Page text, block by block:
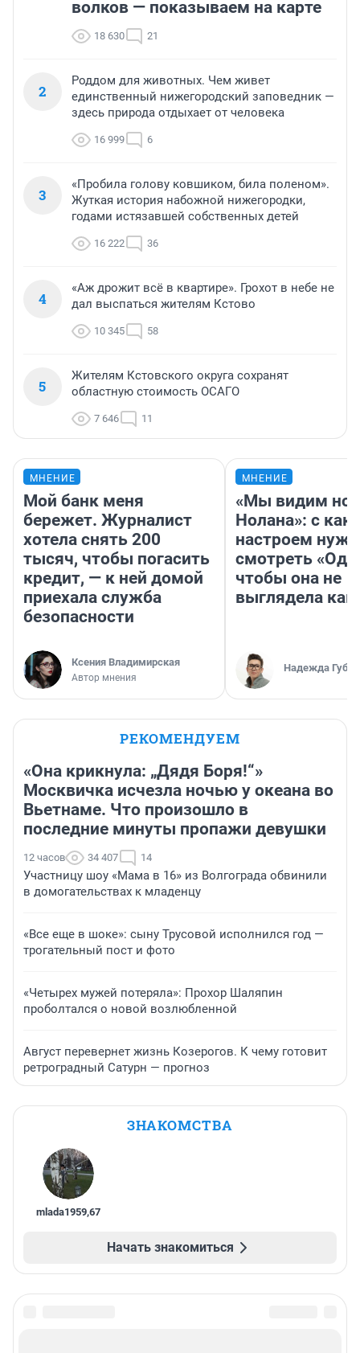
волков — показываем на карте
18 630 21
2
Роддом для животных. Чем живет
единственный нижегородский заповедник —
здесь природа отдыхает от человека
16 999 6
3
«Пробила голову ковшиком, била поленом».
Жуткая история набожной нижегородки,
годами истязавшей собственных детей
16 222 36
4
«Аж дрожит всё в квартире». Грохот в небе не
дал выспаться жителям Кстово
10 345 58
5
Жителям Кстовского округа сохранят
областную стоимость ОСАГО
7 646 11
МНЕНИЕ
Мой банк меня
бережет. Журналист
хотела снять 200
тысяч, чтобы погасить
кредит, — к ней домой
приехала служба
безопасности
Ксения Владимирская
Автор мнения
МНЕНИЕ
«Мы видим
Нолана»: с
настроем
смотреть
чтобы она не
выглядела как
Надежда
РЕКОМЕНДУЕМ
«Она крикнула: „Дядя Боря!“»
Москвичка исчезла ночью у океана во
Вьетнаме. Что произошло в
последние минуты пропажи девушки
12 часов 34 407 14
Участницу шоу «Мама в 16» из Волгограда обвинили
в домогательствах к младенцу
«Все еще в шоке»: сыну Трусовой исполнился год —
трогательный пост и фото
«Четырех мужей потеряла»: Прохор Шаляпин
проболтался о новой возлюбленной
Август перевернет жизнь Козерогов. К чему готовит
ретроградный Сатурн — прогноз
ЗНАКОМСТВА
mlada1959,67
Начать знакомиться